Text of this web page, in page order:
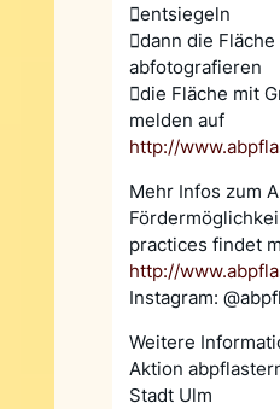
entsiegeln
dann die
abfotografieren
die Fläche mit
melden auf
http://
Mehr Infos zum
practices findet
http://
Instagram:
Weitere
Aktion
Stadt Ulm